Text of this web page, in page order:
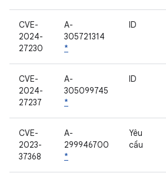
CVE-
2024-
27230
A-
305721314
*
ID
CVE-
2024-
27237
A-
305099745
*
ID
CVE-
2023-
37368
A-
299946700
*
Yêu
cầu